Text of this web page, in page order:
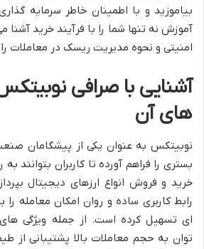
بیاموزید و با اطمینان خاطر سرمایه
آموزش نه تنها شما را با فرآیند خرید
امنیتی و نحوه مدیریت ریسک در معاملات
آشنایی با صرافی
های آن
نوبیتکس به عنوان یکی از پیشگامان
بستری را فراهم آورده تا کاربران بتوانند
خرید و فروش انواع ارزهای دیجیتال
رابط کاربری ساده و روان امکان معامله را
ای تسهیل کرده است. از جمله ویژگی
توان به حجم معاملات بالا پشتیبانی از